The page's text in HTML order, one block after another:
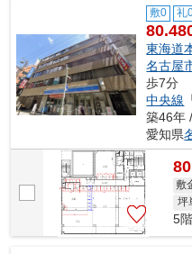
敷0 礼
東海道
名古屋
歩7分
中央線
築46年
愛知県
敷
坪
5